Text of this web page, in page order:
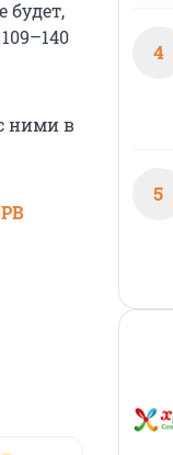
будет,
ними в
4
5